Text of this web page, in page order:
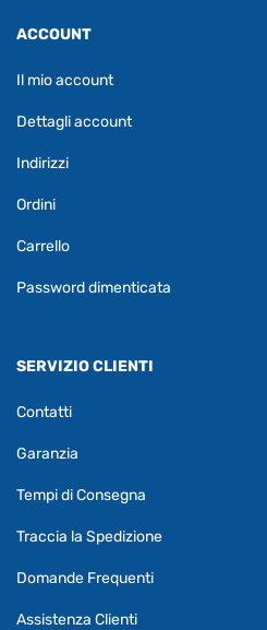
ACCOUNT
Il mio account
Dettagli account
Indirizzi
Ordini
Carrello
Password dimenticata
SERVIZIO CLIENTI
Contatti
Garanzia
Tempi di Consegna
Traccia la Spedizione
Domande Frequenti
Assistenza Clienti